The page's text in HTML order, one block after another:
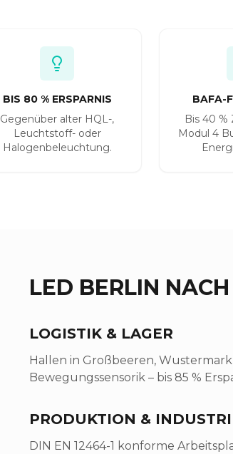
BIS 80 % ERSPARNIS
Gegenüber alter HQL-,
Leuchtstoff- oder
Halogenbeleuchtung.
BAFA-
Bis 40 %
Modul 4
LED BERLIN
LOGISTIK & LAGER
Hallen in Großbeeren,
Bewegungssensorik – bis 85 %
PRODUKTION &
DIN EN 12464-1 konforme